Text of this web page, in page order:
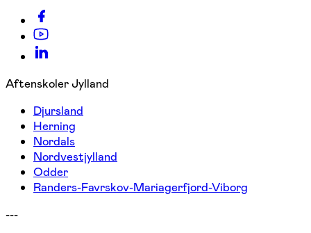
Aftenskoler Jylland
Djursland
Herning
Nordals
Nordvestjylland
Odder
Randers-Favrskov-Mariagerfjord-Viborg
---